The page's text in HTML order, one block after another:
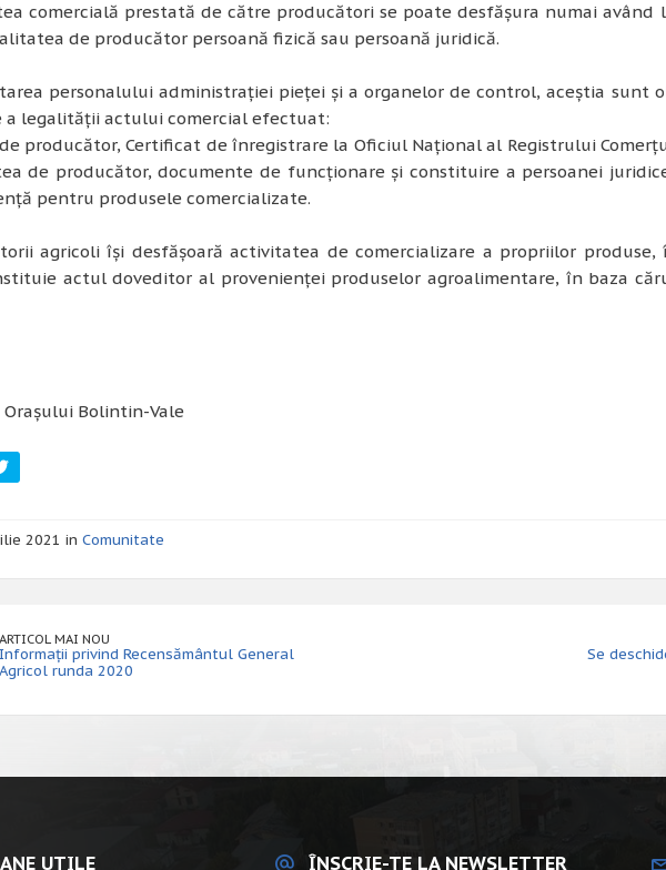
comercială prestată de către producători se poate desfășura numai având
de producător persoană fizică sau persoană juridică.
personalului administrației pieței și a organelor de control, aceștia sunt
a legalității actului comercial efectuat:
producător, Certificat de înregistrare la Oficiul Național al Registrului
de producător, documente de funcționare și constituire a persoanei
pentru produsele comercializate.
agricoli își desfășoară activitatea de comercializare a propriilor
actul doveditor al provenienței produselor agroalimentare, în baza
Orașului Bolintin-Vale
2021 in Comunitate
ARTICOL MAI NOU
Informații privind Recensământul General
Agricol runda 2020
Se
UTILE ÎNSCRIE-TE LA NEWSLETTER